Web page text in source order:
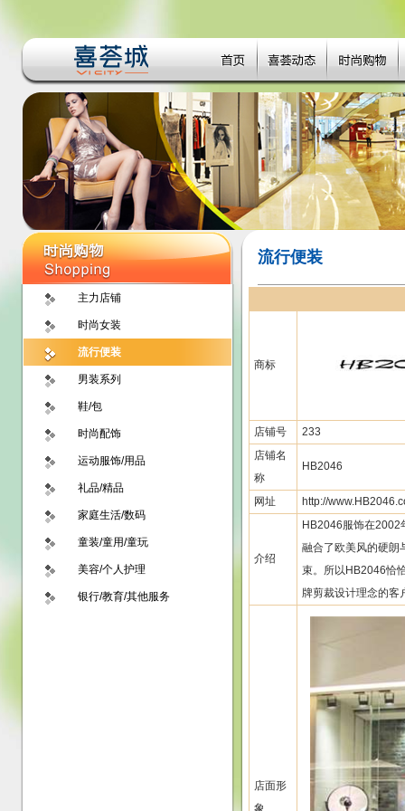
主力店铺
时尚女装
流行便装
男装系列
鞋/包
时尚配饰
运动服饰/用品
礼品/精品
家庭生活/数码
童装/童用/童玩
美容/个人护理
银行/教育/其他服务
流行便装
商标
店铺号
233
店铺名
称
HB2046
网址 http://
介绍
HB2046服饰在2002
融合了欧美风的硬朗
束。所以HB2046恰
牌剪裁设计理念的客
店面形
象